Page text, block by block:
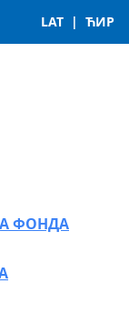
LAT | ЋИР
ФОНДА